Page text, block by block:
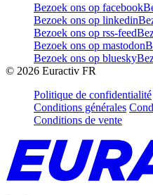
Bezoek ons op facebook
Bezoek ons op linkedin
Bezoek ons op rss-feed
Bezoek ons op mastodon
Bezoek ons op bluesky
© 2026 Euractiv FR
Politique de confidentialité
Conditions générales
Conditions de vente